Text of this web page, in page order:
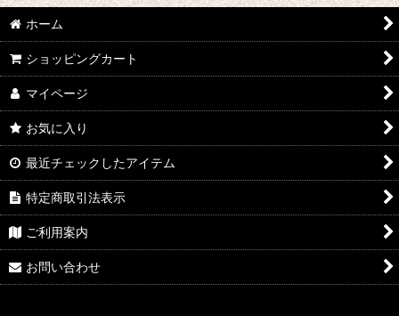
IdentityV
アズールレーン
王様ランキング
イケメン戦国 時をかける恋
イケメン革命 アリスと恋の魔法
イケメンヴァンパイア
A3!(エースリー)
俺を好きなのはお前だけかよ
ホーム
ショッピングカート
マイページ
お気に入り
最近チェックしたアイテム
特定商取引法表示
ご利用案内
お問い合わせ